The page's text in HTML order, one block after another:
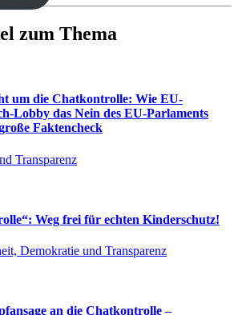
zum Thema
um die Chatkontrolle: Wie EU-
Lobby das Nein des EU-Parlaments
Faktencheck
Transparenz
Weg frei für echten Kinderschutz!
Demokratie und Transparenz
an die Chatkontrolle –